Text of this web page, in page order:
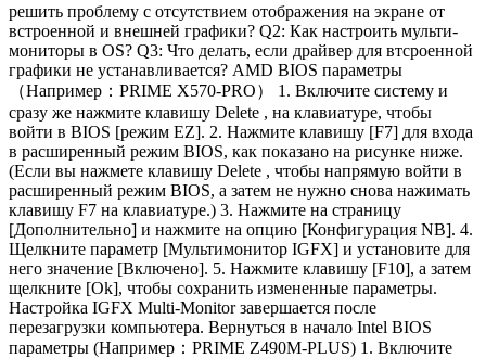
решить проблему с отсутствием отображения на экране от
встроенной и внешней графики? Q2: Как настроить мульти-
мониторы в OS? Q3: Что делать, если драйвер для втсроенной
графики не устанавливается? AMD BIOS параметры
（Например：PRIME X570-PRO） 1. Включите систему и
сразу же нажмите клавишу Delete , на клавиатуре, чтобы
войти в BIOS [режим EZ]. 2. Нажмите клавишу [F7] для входа
в расширенный режим BIOS, как показано на рисунке ниже.
(Если вы нажмете клавишу Delete , чтобы напрямую войти в
расширенный режим BIOS, а затем не нужно снова нажимать
клавишу F7 на клавиатуре.) 3. Нажмите на страницу
[Дополнительно] и нажмите на опцию [Конфигурация NB]. 4.
Щелкните параметр [Мультимонитор IGFX] и установите для
него значение [Включено]. 5. Нажмите клавишу [F10], а затем
щелкните [Ok], чтобы сохранить измененные параметры.
Настройка IGFX Multi-Monitor завершается после
перезагрузки компьютера. Вернуться в начало Intel BIOS
параметры (Например：PRIME Z490M-PLUS) 1. Включите